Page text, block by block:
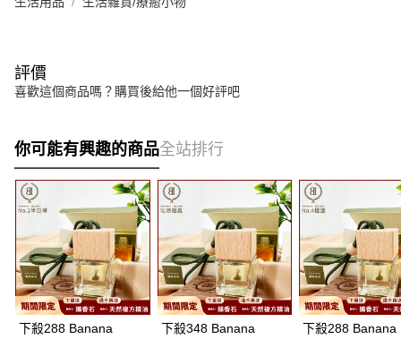
評價
喜歡這個商品嗎？購買後給他一個好評吧
你可能有興趣的商品全站排行
下殺288 Banana 下殺348 Banana 下殺288 Banana